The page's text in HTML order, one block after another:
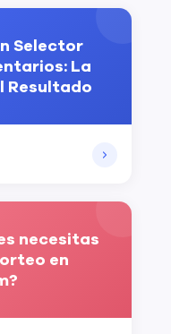
Selector
La
Resultado
necesitas
en